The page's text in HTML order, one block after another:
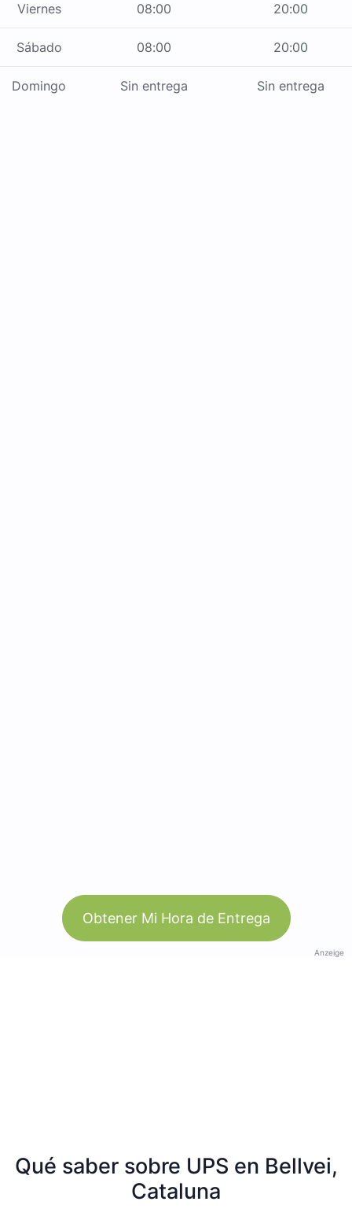
Viernes 08:00 20:00
Sábado 08:00 20:00
Domingo Sin entrega Sin entrega
Obtener Mi Hora de Entrega
Anzeige
Qué saber sobre UPS en Bellvei,
Cataluna